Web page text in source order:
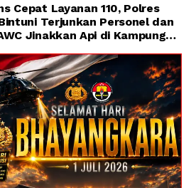
Cepat Layanan 110, Polres
Terjunkan Personel dan
Jinakkan Api di Kampung